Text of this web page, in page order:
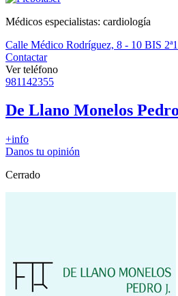
Médicos especialistas: cardiología
Calle Médico Rodríguez, 8 - 10 BIS 2ª
Contactar
Ver teléfono
981142355
De Llano Monelos
+info
Danos tu opinión
Cerrado